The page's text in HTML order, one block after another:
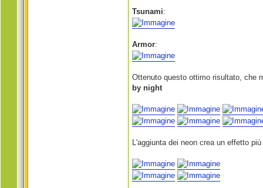
Tsunami:
Armor:
Ottenuto questo ottimo risultato, che
by night
L'aggiunta dei neon crea un effetto